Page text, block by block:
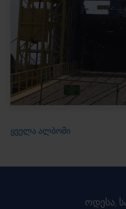
ᲧᲕᲔᲚᲐ ᲐᲚᲑᲝᲛᲘ
ოდესა,